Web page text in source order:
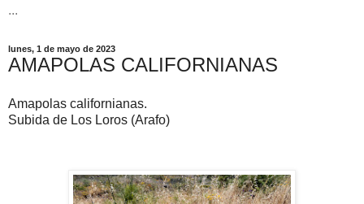
...
lunes, 1 de mayo de 2023
AMAPOLAS CALIFORNIANAS
Amapolas californianas.
Subida de Los Loros (Arafo)